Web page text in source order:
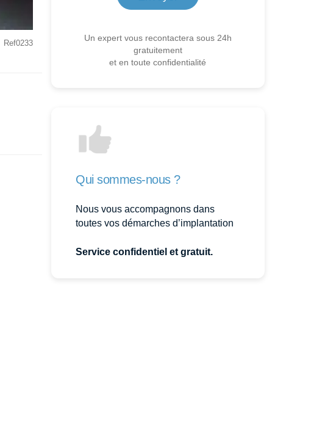
Ref0233
Un expert vous recontactera sous 24h
gratuitement
et en toute confidentialité
Qui sommes-nous ?
Nous vous accompagnons dans
toutes vos démarches d’implantation
Service confidentiel et gratuit.